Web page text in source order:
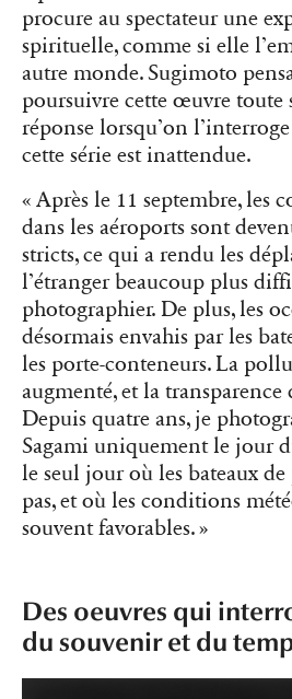
procure au spectateur une
spirituelle, comme si elle
autre monde. Sugimoto
poursuivre cette œuvre toute
réponse lorsqu’on
cette série est inattendue.
« Après le 11 septembre, les
dans les aéroports sont
stricts, ce qui a rendu les
l’étranger beaucoup plus
photographier. De plus, les
désormais envahis par les
les porte-conteneurs. La
augmenté, et la transparence
Depuis quatre ans, je
Sagami uniquement le jour
le seul jour où les bateaux
pas, et où les conditions
souvent favorables. »
Des oeuvres qui
du souvenir et du